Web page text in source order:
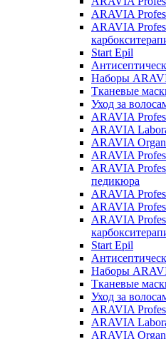
ARAVIA
ARAVIA
Start Epil
Наборы
Тканевые
Уход за
ARAVIA
ARAVIA
ARAVIA
ARAVIA
ARAVIA
педикюра
ARAVIA
ARAVIA
ARAVIA
Start Epil
Наборы
Тканевые
Уход за
ARAVIA
ARAVIA
ARAVIA